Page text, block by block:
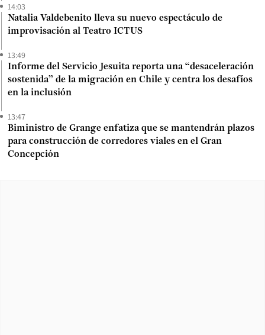
14:03
Natalia Valdebenito lleva su nuevo espectáculo de
improvisación al Teatro ICTUS
13:49
Informe del Servicio Jesuita reporta una “desaceleración
sostenida” de la migración en Chile y centra los desafíos
en la inclusión
13:47
Biministro de Grange enfatiza que se mantendrán plazos
para construcción de corredores viales en el Gran
Concepción